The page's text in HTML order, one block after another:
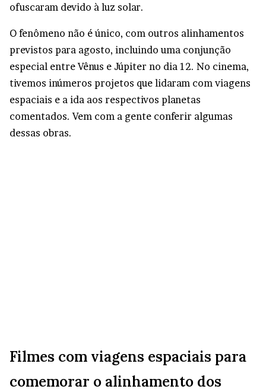
ofuscaram devido à luz solar.
O fenômeno não é único, com outros alinhamentos
previstos para agosto, incluindo uma conjunção
especial entre Vênus e Júpiter no dia 12. No cinema,
tivemos inúmeros projetos que lidaram com viagens
espaciais e a ida aos respectivos planetas
comentados. Vem com a gente conferir algumas
dessas obras.
Filmes com viagens espaciais para
comemorar o alinhamento dos